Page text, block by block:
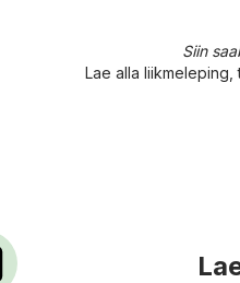
Siin
Lae alla